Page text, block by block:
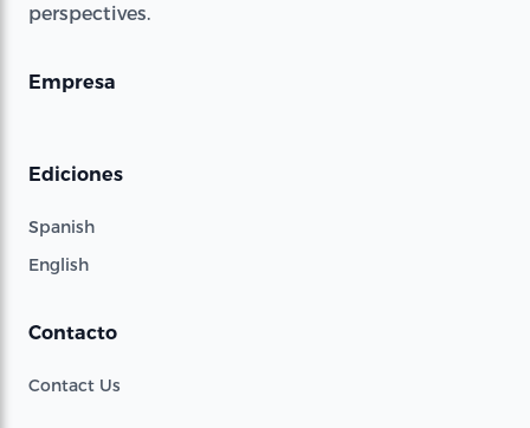
perspectives.
Empresa
Ediciones
Spanish
English
Contacto
Contact Us